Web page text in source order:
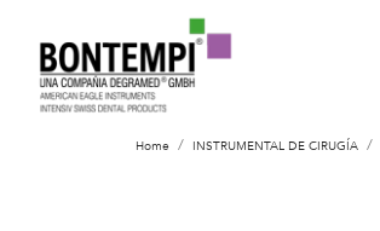
Home INSTRUMENTAL DE CIRUGÍA